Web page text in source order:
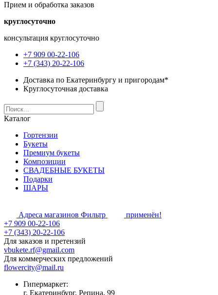
Прием и обработка заказов
круглосуточно
консультация круглосуточно
+7 909 00-22-106
+7 (343) 20-22-106
Доставка по Екатеринбургу и пригородам*
Круглосуточная доставка
Каталог
Гортензии
Букеты
Премиум букеты
Композиции
СВАДЕБНЫЕ БУКЕТЫ
Подарки
ШАРЫ
Адреса магазинов Фильтр
применён!
+7 909 00-22-106
+7 (343) 20-22-106
Для заказов и претензий
vbukete.rf@gmail.com
Для коммерческих предложений
flowercity@mail.ru
Гипермаркет:
г. Екатеринбург, Репина, 99